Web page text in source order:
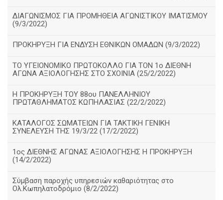
ΔΙΑΓΩΝΙΣΜΟΣ ΓΙΑ ΠΡΟΜΗΘΕΙΑ ΑΓΩΝΙΣΤΙΚΟΥ ΙΜΑΤΙΣΜΟΥ
(9/3/2022)
ΠΡΟΚΗΡΥΞΗ ΓΙΑ ΕΝΔΥΣΗ ΕΘΝΙΚΩΝ ΟΜΑΔΩΝ (9/3/2022)
ΤΟ ΥΓΕΙΟΝΟΜΙΚΟ ΠΡΩΤΟΚΟΛΛΟ ΓΙΑ ΤΟΝ 1ο ΔΙΕΘΝΗ
ΑΓΩΝΑ ΑΞΙΟΛΟΓΗΣΗΣ ΣΤΟ ΣΧΟΙΝΙΑ (25/2/2022)
Η ΠΡΟΚΗΡΥΞΗ ΤΟΥ 88ου ΠΑΝΕΛΛΗΝΙΟΥ
ΠΡΩΤΑΘΛΗΜΑΤΟΣ ΚΩΠΗΛΑΣΙΑΣ (22/2/2022)
ΚΑΤΑΛΟΓΟΣ ΣΩΜΑΤΕΙΩΝ ΓΙΑ ΤΑΚΤΙΚΗ ΓΕΝΙΚΗ
ΣΥΝΕΛΕΥΣΗ ΤΗΣ 19/3/22 (17/2/2022)
1ος ΔΙΕΘΝΗΣ ΑΓΩΝΑΣ ΑΞΙΟΛΟΓΗΣΗΣ Η ΠΡΟΚΗΡΥΞΗ
(14/2/2022)
Σύμβαση παροχής υπηρεσιών καθαριότητας στο
Ολ.Κωπηλατοδρόμιο (8/2/2022)